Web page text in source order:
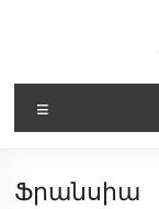
Ֆրանսիա